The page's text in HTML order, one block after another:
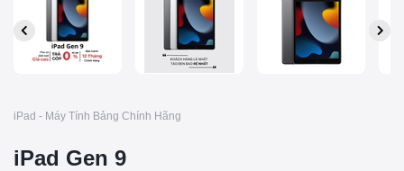
iPad - Máy Tính Bảng Chính Hãng
iPad Gen 9